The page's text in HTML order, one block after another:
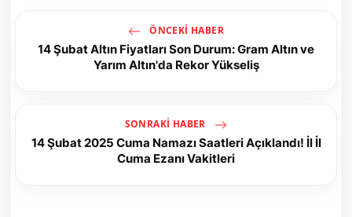
ÖNCEKI HABER
14 Şubat Altın Fiyatları Son Durum: Gram Altın ve
Yarım Altın'da Rekor Yükseliş
SONRAKI HABER
14 Şubat 2025 Cuma Namazı Saatleri Açıklandı! İl İl
Cuma Ezanı Vakitleri